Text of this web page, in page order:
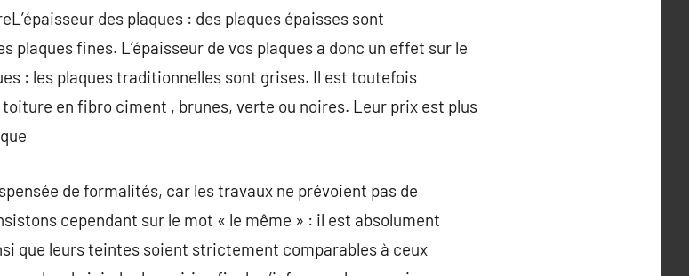
des plaques : des plaques épaisses sont
fines. L’épaisseur de vos plaques a donc un effet sur le
: les plaques traditionnelles sont grises. Il est toutefois
en fibro ciment , brunes, verte ou noires. Leur prix est plus
de formalités, car les travaux ne prévoient pas de
cependant sur le mot « le même » : il est absolument
que leurs teintes soient strictement comparables à ceux